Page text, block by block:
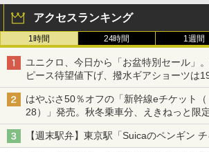
アクセスランキング
1時間 24時間 1週間
ユニクロ、今日から「お盆特別セール」
ピース待望値下げ、撥水ギアショーツは
はやぶさ50％オフの「新幹線eチケット
28）」発売。秋冬乗車分、えきねっと限
【週末駅弁】東京駅「Suicaのペンギン チ